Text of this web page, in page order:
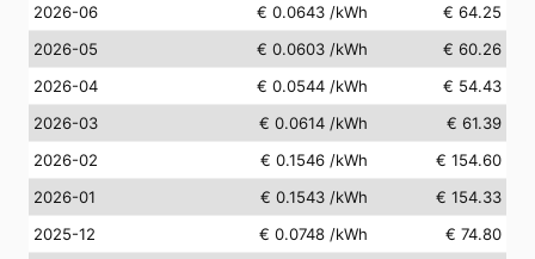
2026-06
€ 0.0643 /kWh
€ 64.25
2026-05
€ 0.0603 /kWh
€ 60.26
2026-04
€ 0.0544 /kWh
€ 54.43
2026-03
€ 0.0614 /kWh
€ 61.39
2026-02
€ 0.1546 /kWh
€ 154.60
2026-01
€ 0.1543 /kWh
€ 154.33
2025-12
€ 0.0748 /kWh
€ 74.80